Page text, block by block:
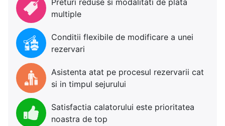
Preturi reduse si modalitati de plata
multiple
Conditii flexibile de modificare a unei
rezervari
Asistenta atat pe procesul rezervarii cat
si in timpul sejurului
Satisfactia calatorului este prioritatea
noastra de top